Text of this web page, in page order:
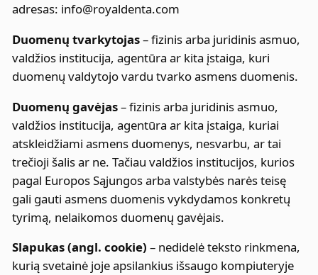
adresas: info@royaldenta.com
Duomenų tvarkytojas– fizinis arba juridinis asmuo,
valdžios institucija, agentūra ar kita įstaiga, kuri
duomenų valdytojo vardu tvarko asmens duomenis.
Duomenų gavėjas– fizinis arba juridinis asmuo,
valdžios institucija, agentūra ar kita įstaiga, kuriai
atskleidžiami asmens duomenys, nesvarbu, ar tai
trečioji šalis ar ne. Tačiau valdžios institucijos, kurios
pagal Europos Sąjungos arba valstybės narės teisę
gali gauti asmens duomenis vykdydamos konkretų
tyrimą, nelaikomos duomenų gavėjais.
Slapukas (angl. cookie) – nedidelė teksto rinkmena,
kurią svetainė joje apsilankius išsaugo kompiuteryje